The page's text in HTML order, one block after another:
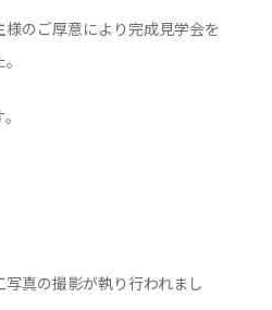
様のご厚意により完成見学会を
真の撮影が執り行われまし